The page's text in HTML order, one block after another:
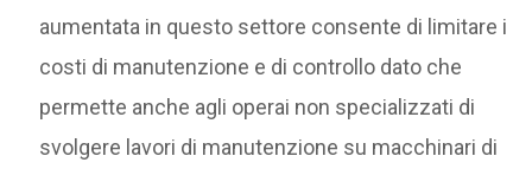
aumentata in questo settore consente di limitare i
costi di manutenzione e di controllo dato che
permette anche agli operai non specializzati di
svolgere lavori di manutenzione su macchinari di